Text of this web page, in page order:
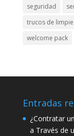
seguridad
trucos de
welcome pack
Entradas
¿Contratar
a Través de